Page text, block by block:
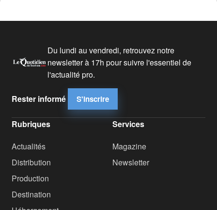
Du lundi au vendredi, retrouvez notre
newsletter à 17h pour suivre l'essentiel de
l'actualité pro.
Rester informé S'inscrire
Rubriques
Actualités
Distribution
Production
Destination
Services
Magazine
Newsletter